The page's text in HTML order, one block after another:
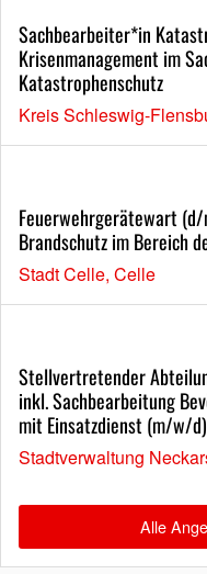
Sachbearbeiter*in
Krisenmanagement im
Katastrophenschutz
Kreis Schleswig-
Feuerwehrgerätewart
Brandschutz im Bereich
Stadt Celle, Celle
Stellvertretender
inkl. Sachbearbeitung
mit Einsatzdienst (m/w/d)
Stadtverwaltung
Alle